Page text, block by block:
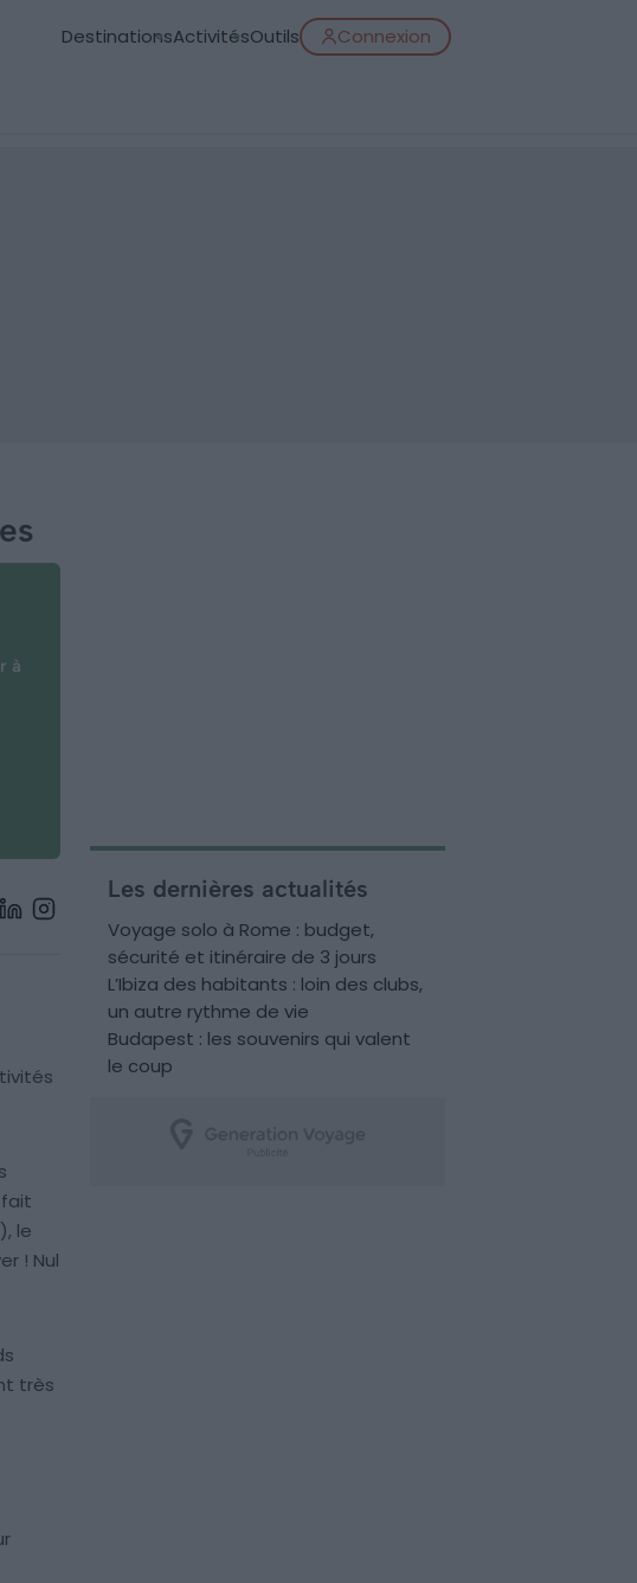
DestinationsActivitésOutils Connexion
à
le
! Nul
très
Les dernières actualités
Voyage solo à Rome : budget,
sécurité et itinéraire de 3 jours
L’Ibiza des habitants : loin des clubs,
un autre rythme de vie
Budapest : les souvenirs qui valent
le coup